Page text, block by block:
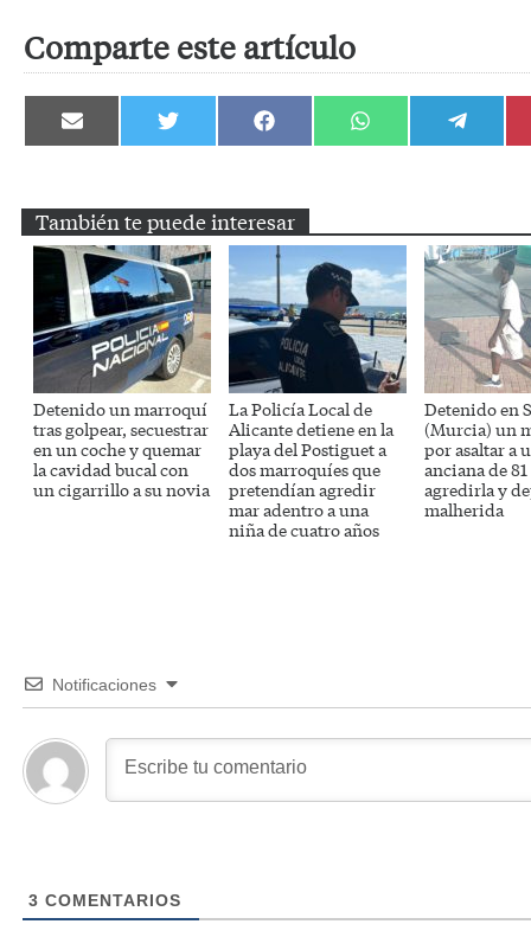
Comparte este artículo
Compartir
en
Compartir
en
Compartir
en
Compartir
en
Compartir
en
También te puede interesar
Detenido un marroquí
tras golpear, secuestrar
en un coche y quemar
la cavidad bucal con
un cigarrillo a su novia
La Policía Local de
Alicante detiene en la
playa del Postiguet a
dos marroquíes que
pretendían agredir
mar adentro a una
niña de cuatro años
Detenido en
(Murcia) un
por asaltar a
anciana de
agredirla y
malherida
Notificaciones
3 COMENTARIOS